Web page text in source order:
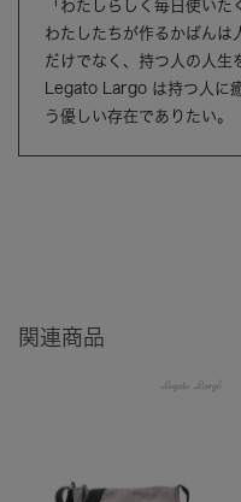
「わたしらしく毎日使いた
わたしたちが作るかばんは
だけでなく、持つ人の人生
Legato Largo は持つ人に
う優しい存在でありたい。
関連商品